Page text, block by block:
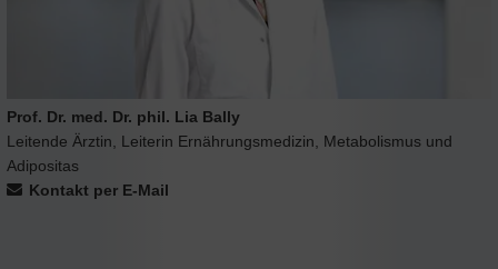
Prof. Dr. med. Dr. phil. Lia Bally
Leitende Ärztin, Leiterin Ernährungsmedizin, Metabolismus und
Adipositas
Kontakt per E-Mail